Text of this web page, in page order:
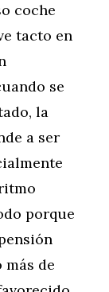
coche
tacto en
se
la
a ser
porque
de